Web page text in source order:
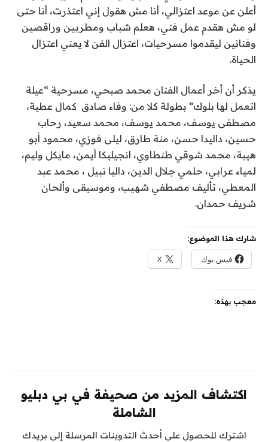
أعلن عن موعد اعتزالي، أنا مش هقول إني اعتذرت، أنا حتى
لو مش هقدم عمل فني، هعلم شباب ومطربين وراقصين
وفنانين ليقدموا مسرحيات، اعتزال الفن لا يعني اعتزال
الحياة.
يذكر أن أخر أعمال الفنان محمد صبحي، مسرحية “عيلة
اتعمل لها بلوك” بطولة كلا من: وفاء صادق كمال عطية،
مصطفى يوسف، محمد يوسف، محمد سعيد، رحاب
حسين، داليدا حسن، منة طارق، ليلى فوزي، محمود أبو
هيبة، محمد شوقي طنطاوي، انجيليكا أيمن، مايكل وليم،
لمياء عرابي، حلمي جلال الدين، داليا نبيل ، محمد عبد
المعطي، تأليف مصطفي شهيب، وموسيقى وألحان
شريف حمدان.
شارك هذا الموضوع:
فيس بوك X
معجب بهذه:
اكتشاف المزيد من صحيفة في بي دبليو
الشاملة
اشترك للحصول على أحدث التدوينات المرسلة إلى بريدك